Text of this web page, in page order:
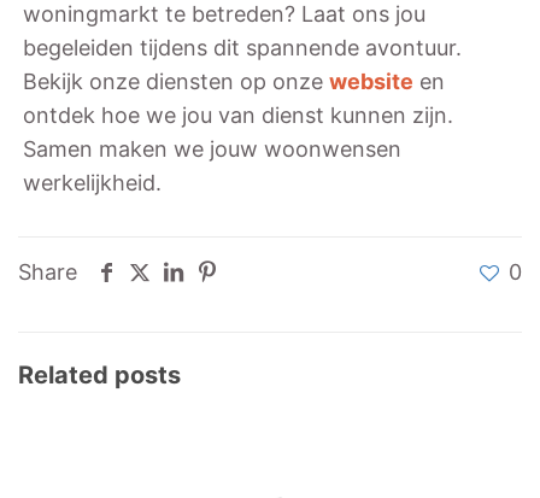
woningmarkt te betreden? Laat ons jou
begeleiden tijdens dit spannende avontuur.
Bekijk onze diensten op onzewebsite en
ontdek hoe we jou van dienst kunnen zijn.
Samen maken we jouw woonwensen
werkelijkheid.
Share 0
Related posts